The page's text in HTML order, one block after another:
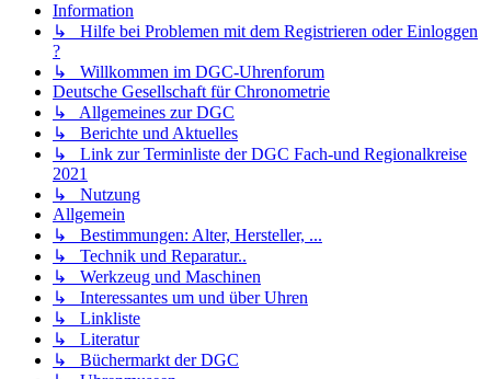
Information
↳ Hilfe bei Problemen mit dem Registrieren oder Einloggen
?
↳ Willkommen im DGC-Uhrenforum
Deutsche Gesellschaft für Chronometrie
↳ Allgemeines zur DGC
↳ Berichte und Aktuelles
↳ Link zur Terminliste der DGC Fach-und Regionalkreise
2021
↳ Nutzung
Allgemein
↳ Bestimmungen: Alter, Hersteller, ...
↳ Technik und Reparatur..
↳ Werkzeug und Maschinen
↳ Interessantes um und über Uhren
↳ Linkliste
↳ Literatur
↳ Büchermarkt der DGC